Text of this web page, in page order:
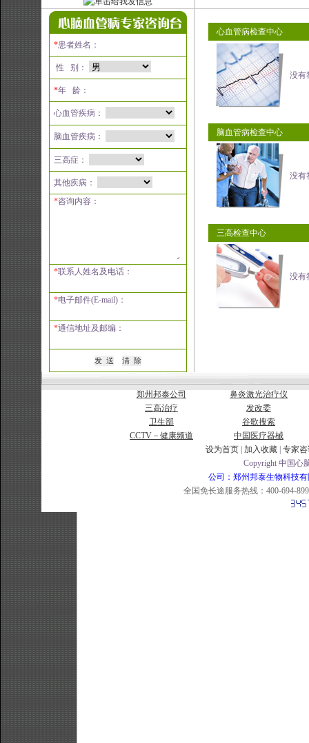
*患者姓名：
性 别：
*年 龄：
心血管疾病：
脑血管疾病：
三高症：
其他疾病：
*咨询内容：
*联系人姓名及电话：
*电子邮件(E-mail)：
*通信地址及邮编：
心血管病检查中心
没有
脑血管病检查中心
没有
三高检查中心
没有
郑州邦泰公司
鼻炎激光治疗仪
三高治疗
发改委
卫生部
谷歌搜索
CCTV－健康频道
中国医疗器械
设为首页 加入收藏 专家
Copyright 中国心
公司：郑州邦泰生物科
全国免长途服务热线：400-694-